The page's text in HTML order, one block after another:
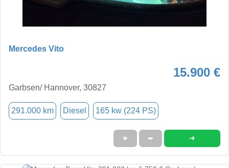
Mercedes Vito
15.900 €
Garbsen/ Hannover, 30827
291.000 km Diesel 165 kw (224 PS)
★ ➦ ➜